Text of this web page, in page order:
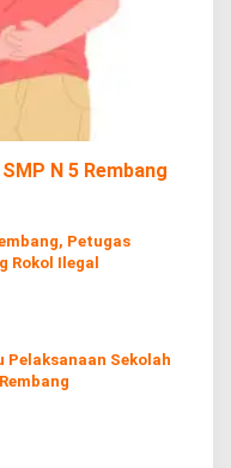
N 5 Rembang
Petugas
Rokol Ilegal
Sekolah